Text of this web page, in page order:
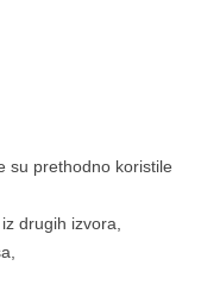
su prethodno koristile
drugih izvora,